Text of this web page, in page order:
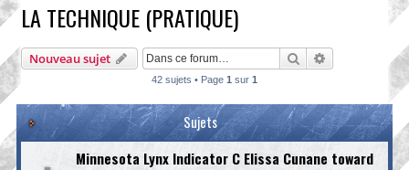
LA TECHNIQUE (PRATIQUE)
Nouveau sujet RechercherRecherche
42 sujets • Page 1 sur 1
Sujets
Minnesota Lynx Indicator C Elissa Cunane toward